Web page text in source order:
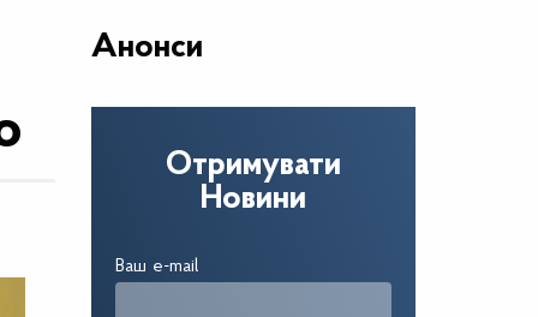
Анонси
Отримувати
Новини
Ваш e-mail